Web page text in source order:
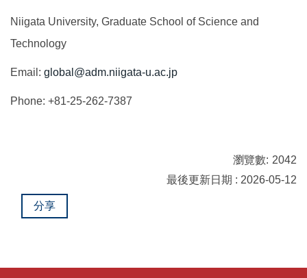
Niigata University, Graduate School of Science and
Technology
Email: global@adm.niigata-u.ac.jp
Phone: +81-25-262-7387
瀏覽數: 2042
最後更新日期 : 2026-05-12
分享